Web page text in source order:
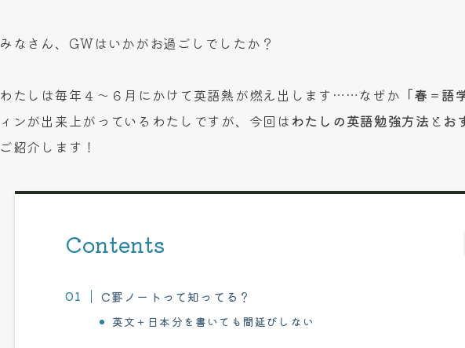
みなさん、GWはいかがお過ごしでしたか？
わたしは毎年４～６月にかけて英語熱が燃え出します……なぜか 「春＝語
ィンが出来上がっているわたしですが、今回は わたしの英語勉強方法 と お
ご紹介します！
Contents
C罫ノートって知ってる？
英文＋日本分を書いても間延びしない